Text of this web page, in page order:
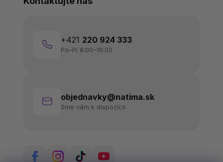
+421 220 924 333
Po–Pi 8:00–16:00
objednavky@natima.sk
Sme vám k dispozícii